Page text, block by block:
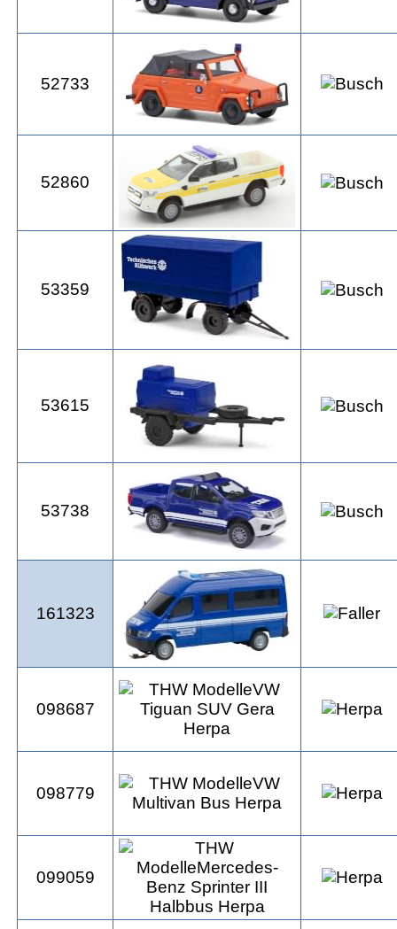
52733
52860
53359
53615
53738
161323
098687
098779
099059